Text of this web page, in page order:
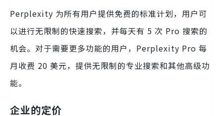
Perplexity 为所有用户提供免费的标准计划，用户可
以进行无限制的快速搜索，并每天有 5 次 Pro 搜索的
机会。对于需要更多功能的用户，Perplexity Pro 每
月收费 20 美元，提供无限制的专业搜索和其他高级功
能。
企业的定价